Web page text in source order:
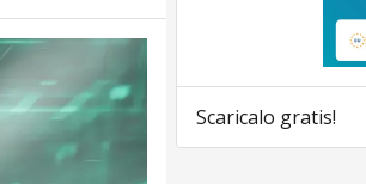
Scaricalo gratis!